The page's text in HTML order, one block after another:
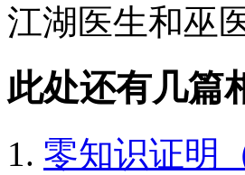
江湖医生和巫
此处还有几篇
零知识证明